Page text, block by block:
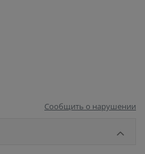
Сообщить о нарушении